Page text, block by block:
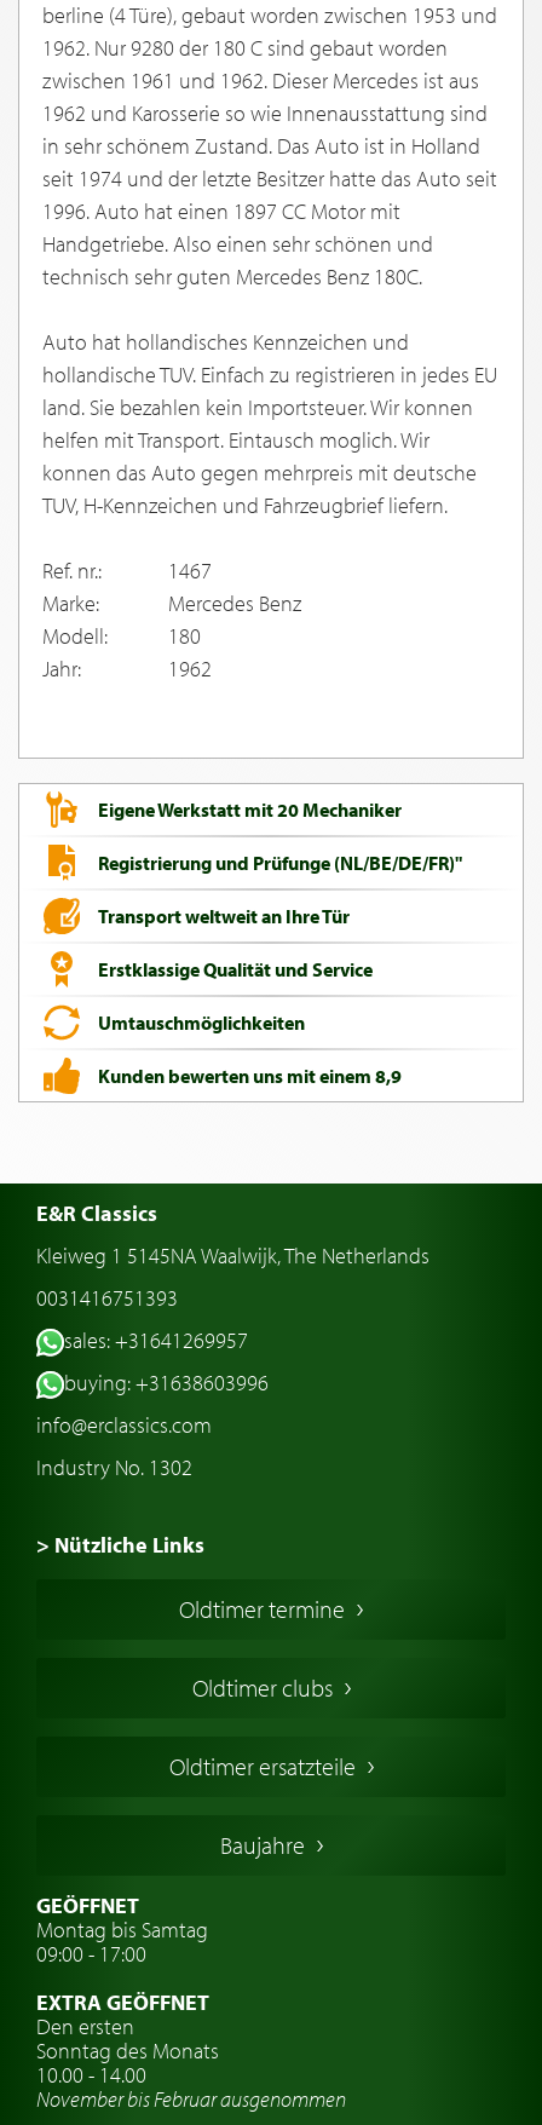
berline (4 Türe), gebaut worden zwischen 1953 und
1962. Nur 9280 der 180 C sind gebaut worden
zwischen 1961 und 1962. Dieser Mercedes ist aus
1962 und Karosserie so wie Innenausstattung sind
in sehr schönem Zustand. Das Auto ist in Holland
seit 1974 und der letzte Besitzer hatte das Auto seit
1996. Auto hat einen 1897 CC Motor mit
Handgetriebe. Also einen sehr schönen und
technisch sehr guten Mercedes Benz 180C.
Auto hat hollandisches Kennzeichen und
hollandische TUV. Einfach zu registrieren in jedes EU
land. Sie bezahlen kein Importsteuer. Wir konnen
helfen mit Transport. Eintausch moglich. Wir
konnen das Auto gegen mehrpreis mit deutsche
TUV, H-Kennzeichen und Fahrzeugbrief liefern.
Ref. nr.:
1467
Marke:
Mercedes Benz
Modell:
180
Jahr:
1962
Eigene Werkstatt mit 20 Mechaniker
Registrierung und Prüfunge (NL/BE/DE/FR)"
Transport weltweit an Ihre Tür
Erstklassige Qualität und Service
Umtauschmöglichkeiten
Kunden bewerten uns mit einem 8,9
E&R Classics
Kleiweg 1 5145NA Waalwijk, The Netherlands
0031416751393
sales: +31641269957
buying: +31638603996
info@erclassics.com
Industry No. 1302
> Nützliche Links
Oldtimers in Europa
Englische Oldtimer
Deutsche Oldtimer
Schwedische Oldtimer
Oldtimer mit h-kennzeichen
Auto Oldtimer Markt
Oldtimer-Versicherung
Oldtimer-Clubs
Oldtimer-Reisen
Oldtimer termine
Oldtimer clubs
Oldtimer ersatzteile
Baujahre
GEÖFFNET
Montag bis Samtag
09:00 - 17:00
EXTRA GEÖFFNET
Den ersten
Sonntag des Monats
10.00 - 14.00
November bis Februar ausgenommen